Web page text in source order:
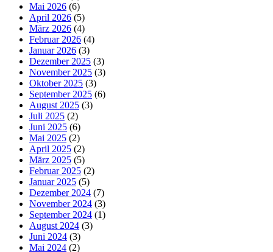
Mai 2026 (6)
April 2026 (5)
März 2026 (4)
Februar 2026 (4)
Januar 2026 (3)
Dezember 2025 (3)
November 2025 (3)
Oktober 2025 (3)
September 2025 (6)
August 2025 (3)
Juli 2025 (2)
Juni 2025 (6)
Mai 2025 (2)
April 2025 (2)
März 2025 (5)
Februar 2025 (2)
Januar 2025 (5)
Dezember 2024 (7)
November 2024 (3)
September 2024 (1)
August 2024 (3)
Juni 2024 (3)
Mai 2024 (2)